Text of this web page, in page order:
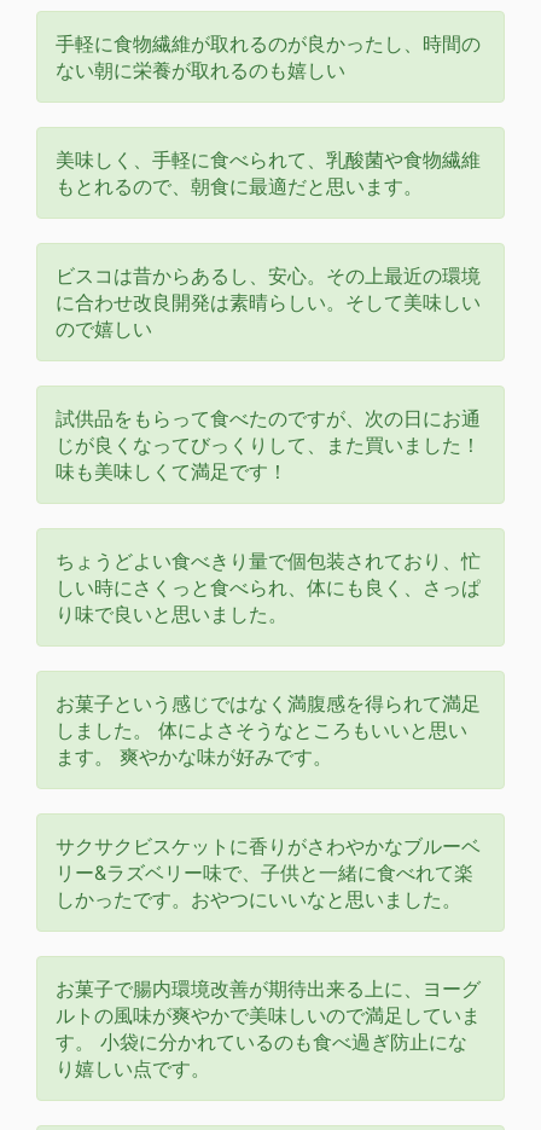
手軽に食物繊維が取れるのが良かったし、時間の
ない朝に栄養が取れるのも嬉しい
美味しく、手軽に食べられて、乳酸菌や食物繊維
もとれるので、朝食に最適だと思います。
ビスコは昔からあるし、安心。その上最近の環境
に合わせ改良開発は素晴らしい。そして美味しい
ので嬉しい
試供品をもらって食べたのですが、次の日にお通
じが良くなってびっくりして、また買いました！
味も美味しくて満足です！
ちょうどよい食べきり量で個包装されており、忙
しい時にさくっと食べられ、体にも良く、さっぱ
り味で良いと思いました。
お菓子という感じではなく満腹感を得られて満足
しました。 体によさそうなところもいいと思い
ます。 爽やかな味が好みです。
サクサクビスケットに香りがさわやかなブルーベ
リー&ラズベリー味で、子供と一緒に食べれて楽
しかったです。おやつにいいなと思いました。
お菓子で腸内環境改善が期待出来る上に、ヨーグ
ルトの風味が爽やかで美味しいので満足していま
す。 小袋に分かれているのも食べ過ぎ防止にな
り嬉しい点です。